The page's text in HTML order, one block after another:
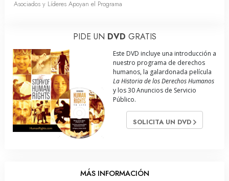
Asociados y Líderes Apoyan el Programa
PIDE UN DVD GRATIS
Este DVD incluye una introducción a
nuestro programa de derechos
humanos, la galardonada película
La Historia de los Derechos Humanos
y los 30 Anuncios de Servicio
Público.
SOLICITA UN DVD
MÁS INFORMACIÓN